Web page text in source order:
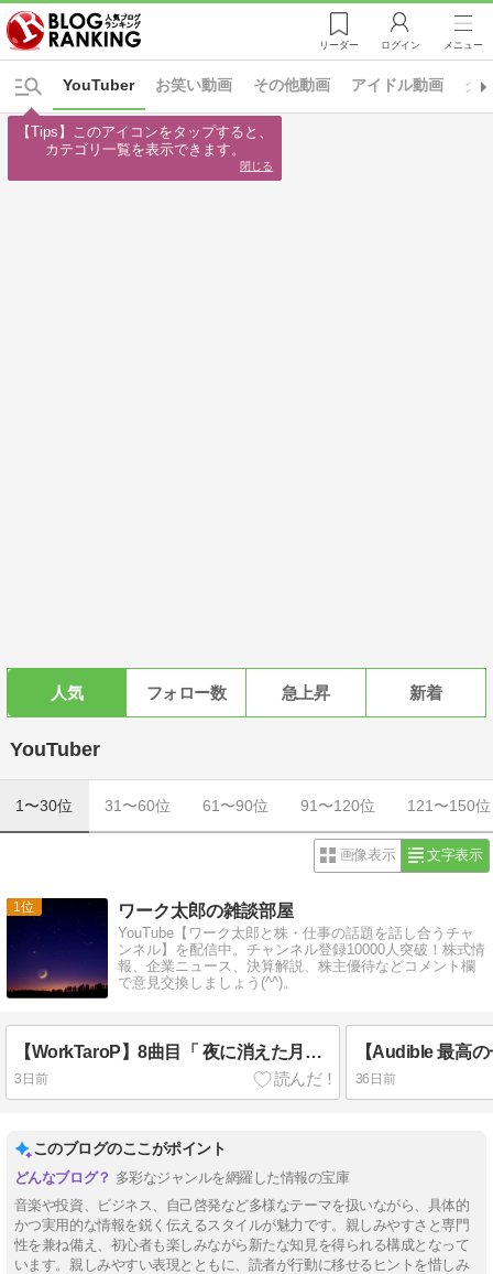
リーダー ログイン メニュー
YouTuber お笑い動画 その他動画 アイドル動画 グ
人気 フォロー数 急上昇 新着
YouTuber
1〜30位 31〜60位 61〜90位 91〜120位 121〜150位
画像表示 文字表示
1 ワーク太郎の雑談部屋
YouTube【ワーク太郎と株・仕事の話題を話し合うチャ
ンネル】を配信中。チャンネル登録10000人突破！株式情
報、企業ニュース、決算解説、株主優待などコメント欄
で意見交換しましょう(^^)。
【WorkTaroP】8曲目「 夜に消えた月がまた輝くように(feat.初音ミク)」を作曲しました！
3日前 36日前
このブログのここがポイント
多彩なジャンルを網羅した情報の宝庫
音楽や投資、ビジネス、自己啓発など多様なテーマを扱いながら、具体的
かつ実用的な情報を鋭く伝えるスタイルが魅力です。親しみやすさと専門
性を兼ね備え、初心者も楽しみながら新たな知見を得られる構成となって
います。親しみやすい表現とともに、読者が行動に移せるヒントを惜しみ
【Tips】このアイコンをタップすると、
カテゴリ一覧を表示できます。
閉じる